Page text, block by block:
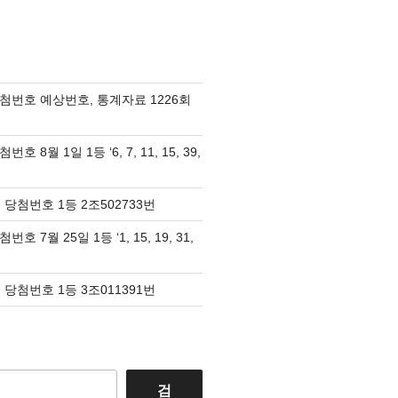
번호 예상번호, 통계자료 1226회
번호 8월 1일 1등 ‘6, 7, 11, 15, 39,
당첨번호 1등 2조502733번
번호 7월 25일 1등 ‘1, 15, 19, 31,
당첨번호 1등 3조011391번
검